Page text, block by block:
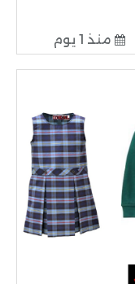
منذ 1 يوم